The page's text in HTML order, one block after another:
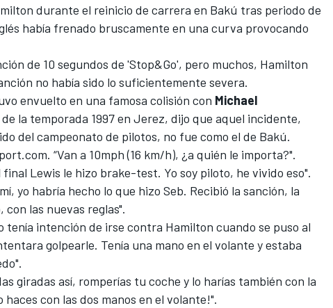
durante el reinicio de carrera en Bakú tras periodo de
había frenado bruscamente en una curva provocando
de 10 segundos de 'Stop&Go', pero muchos, Hamilton
no había sido lo suficientemente severa.
envuelto en una famosa colisión con Michael
la temporada 1997 en Jerez, dijo que aquel incidente,
del campeonato de pilotos, no fue como el de Bakú.
. “Van a 10mph (16 km/h), ¿a quién le importa?".
Lewis le hizo brake-test. Yo soy piloto, he vivido eso".
yo habría hecho lo que hizo Seb. Recibió la sanción, la
las nuevas reglas".
tenía intención de irse contra Hamilton cuando se puso al
golpearle. Tenía una mano en el volante y estaba
giradas así, romperías tu coche y lo harías también con la
haces con las dos manos en el volante!".